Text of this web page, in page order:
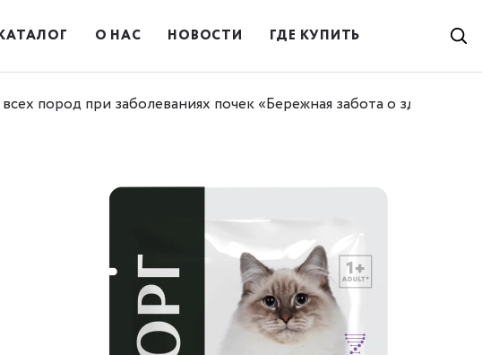
О НАС НОВОСТИ ГДЕ КУПИТЬ
пород при заболеваниях почек «Бережная забота о здоровье